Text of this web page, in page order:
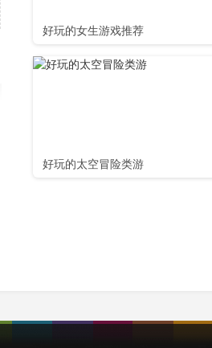
好玩的女生游戏推荐
好玩的太空冒险类游